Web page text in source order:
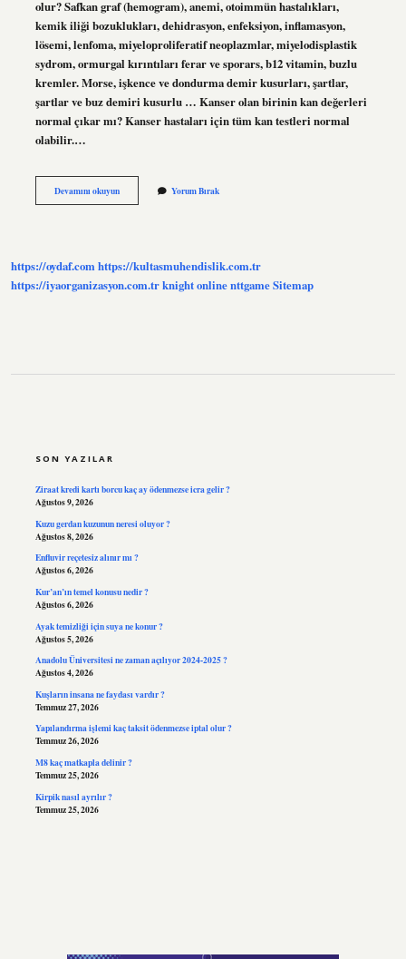
olur? Safkan graf (hemogram), anemi, otoimmün hastalıkları,
kemik iliği bozuklukları, dehidrasyon, enfeksiyon, inflamasyon,
lösemi, lenfoma, miyeloproliferatif neoplazmlar, miyelodisplastik
sydrom, ormurgal kırıntıları ferar ve sporars, b12 vitamin, buzlu
kremler. Morse, işkence ve dondurma demir kusurları, şartlar,
şartlar ve buz demiri kusurlu … Kanser olan birinin kan değerleri
normal çıkar mı? Kanser hastaları için tüm kan testleri normal
olabilir.…
Devamını okuyunTam
Kan
Mu
Yorum Bırak
https://oydaf.comhttps://kultasmuhendislik.com.tr
https://iyaorganizasyon.com.trknight onlinenttgameSitemap
SON YAZILAR
Ziraat kredi kartı borcu kaç ay ödenmezse icra gelir ?
Ağustos 9, 2026
Kuzu gerdan kuzunun neresi oluyor ?
Ağustos 8, 2026
Enfluvir reçetesiz alınır mı ?
Ağustos 6, 2026
Kur’an’ın temel konusu nedir ?
Ağustos 6, 2026
Ayak temizliği için suya ne konur ?
Ağustos 5, 2026
Anadolu Üniversitesi ne zaman açılıyor 2024-2025 ?
Ağustos 4, 2026
Kuşların insana ne faydası vardır ?
Temmuz 27, 2026
Yapılandırma işlemi kaç taksit ödenmezse iptal olur ?
Temmuz 26, 2026
M8 kaç matkapla delinir ?
Temmuz 25, 2026
Kirpik nasıl ayrılır ?
Temmuz 25, 2026